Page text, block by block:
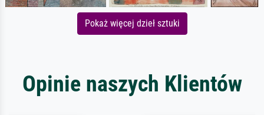
Pokaż więcej dzieł sztuki
Opinie naszych Klientów